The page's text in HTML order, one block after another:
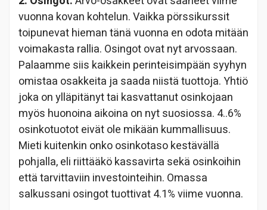
vuonna kovan kohtelun. Vaikka pörssikurssit
toipunevat hieman tänä vuonna en odota mitään
voimakasta rallia. Osingot ovat nyt arvossaan.
Palaamme siis kaikkein perinteisimpään syyhyn
omistaa osakkeita ja saada niistä tuottoja. Yhtiö
joka on ylläpitänyt tai kasvattanut osinkojaan
myös huonoina aikoina on nyt suosiossa. 4..6%
osinkotuotot eivät ole mikään kummallisuus.
Mieti kuitenkin onko osinkotaso kestävällä
pohjalla, eli riittääkö kassavirta sekä osinkoihin
että tarvittaviin investointeihin. Omassa
salkussani osingot tuottivat 4.1% viime vuonna.